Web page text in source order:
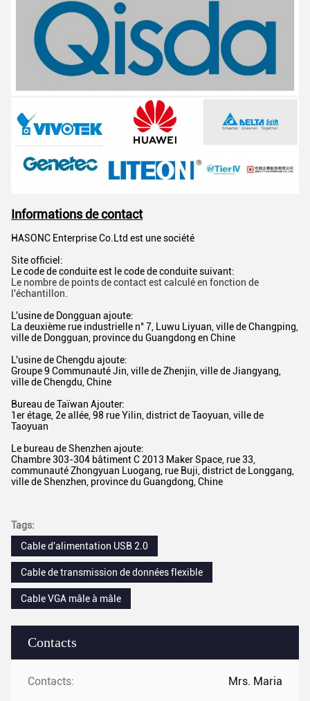
Contacts
Contacts: Mrs. Maria
Informations de contact
HASONC Enterprise Co.Ltd est une société
Site officiel:
Le code de conduite est le code de conduite suivant:
Le nombre de points de contact est calculé en fonction de
l'échantillon.
L'usine de Dongguan ajoute:
La deuxième rue industrielle n° 7, Luwu Liyuan, ville de Changping,
ville de Dongguan, province du Guangdong en Chine
L'usine de Chengdu ajoute:
Groupe 9 Communauté Jin, ville de Zhenjin, ville de Jiangyang,
ville de Chengdu, Chine
Bureau de Taïwan Ajouter:
1er étage, 2e allée, 98 rue Yilin, district de Taoyuan, ville de
Taoyuan
Le bureau de Shenzhen ajoute:
Chambre 303-304 bâtiment C 2013 Maker Space, rue 33,
communauté Zhongyuan Luogang, rue Buji, district de Longgang,
ville de Shenzhen, province du Guangdong, Chine
Tags:
Cable d'alimentation USB 2.0
Cable de transmission de données flexible
Cable VGA mâle à mâle